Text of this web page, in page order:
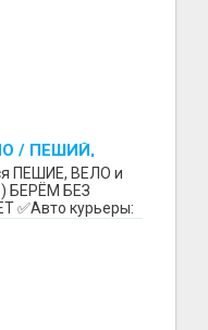
/ ПЕШИЙ,
БЕЗ
/ С 16 ЛЕТ
ПЕШИЕ, ВЕЛО и
БЕРЁМ БЕЗ
✅Авто курьеры: